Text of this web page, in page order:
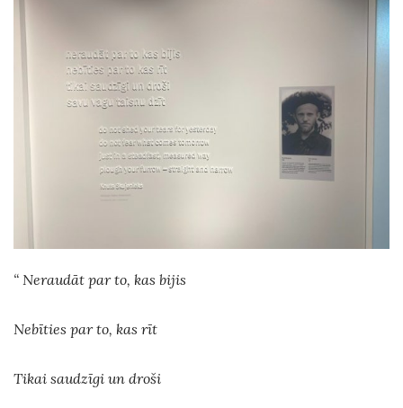
“ Neraudāt par to, kas bijis
Nebīties par to, kas rīt
Tikai saudzīgi un droši